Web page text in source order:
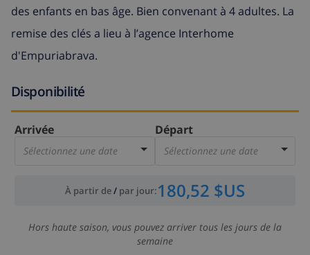
des enfants en bas âge. Bien convenant à 4 adultes. La
remise des clés a lieu à l’agence Interhome
d'Empuriabrava.
Disponibilité
Arrivée
Sélectionnez une date
Départ
Sélectionnez une date
À partir de/ par jour:180,52 $US
Hors haute saison, vous pouvez arriver tous les jours de la
semaine